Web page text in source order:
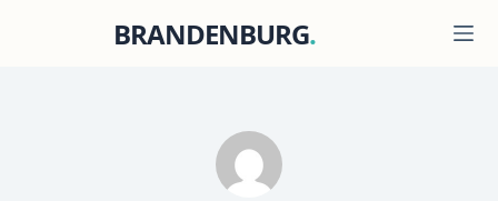
BRANDENBURG